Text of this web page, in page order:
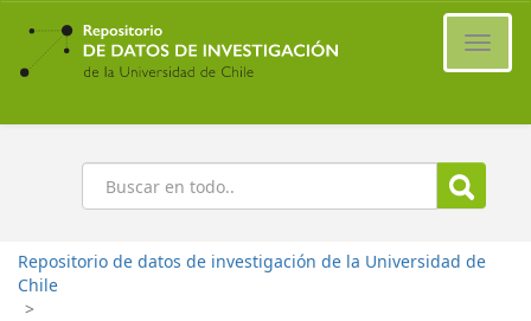
Ir
contenido
principal
Buscar
Repositorio de datos de investigación de la Universidad de
Chile
>